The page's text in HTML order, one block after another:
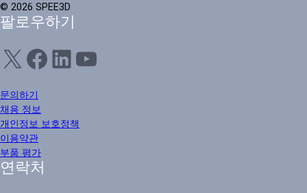
© 2026 SPEE3D
팔로우하기
X Facebook LinkedIn YouTube
문의하기
채용 정보
개인정보 보호정책
이용약관
부품 평가
연락처